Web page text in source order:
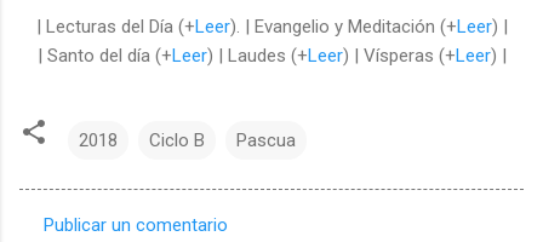
| Lecturas del Día (+Leer). | Evangelio y Meditación (+Leer) |
| Santo del día (+Leer) | Laudes (+Leer) | Vísperas (+Leer) |
2018 Ciclo B Pascua
Publicar un comentario